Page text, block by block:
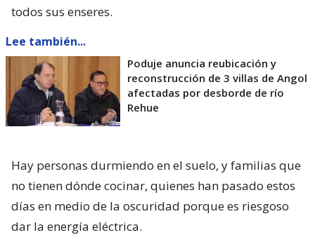
todos sus enseres.
Lee también...
Poduje anuncia reubicación y
reconstrucción de 3 villas de Angol
afectadas por desborde de río
Rehue
Hay personas durmiendo en el suelo, y familias que
no tienen dónde cocinar, quienes han pasado estos
días en medio de la oscuridad porque es riesgoso
dar la energía eléctrica.